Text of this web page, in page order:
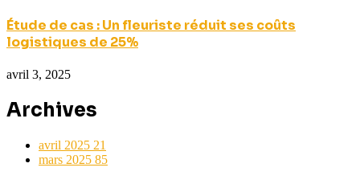
Étude de cas : Un fleuriste réduit ses coûts
logistiques de 25%
avril 3, 2025
Archives
avril 2025 21
mars 2025 85